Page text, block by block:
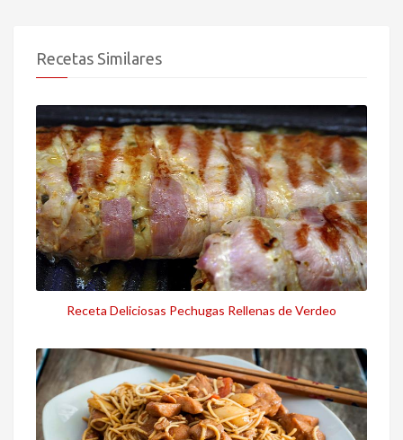
Recetas Similares
Receta Deliciosas Pechugas Rellenas de Verdeo